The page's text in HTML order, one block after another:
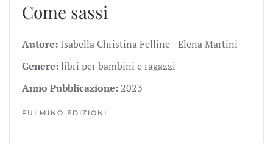
Come sassi
Autore: Isabella Christina Felline - Elena Martini
Genere:libri per bambini e ragazzi
Anno Pubblicazione: 2023
FULMINO EDIZIONI